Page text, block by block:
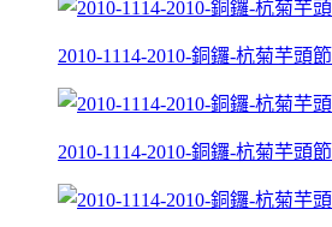
2010-1114-2010-銅鑼-杭菊芋頭
2010-1114-2010-銅鑼-杭菊芋頭